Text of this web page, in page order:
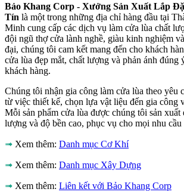
Bảo Khang Corp - Xưởng Sản Xuất Lắp
Tín là một trong những địa chỉ hàng đầu tại
Minh cung cấp các dịch vụ làm cửa lùa chất
đội ngũ thợ cửa lành nghề, giàu kinh nghiệm
đại, chúng tôi cam kết mang đến cho khách
cửa lùa đẹp mắt, chất lượng và phản ánh đúng
khách hàng.
Chúng tôi nhận gia công làm cửa lùa theo yêu
từ việc thiết kế, chọn lựa vật liệu đến gia công
Mỗi sản phẩm cửa lùa được chúng tôi sản xuất
lượng và độ bền cao, phục vụ cho mọi nhu cầu
➟ Xem thêm: Danh mục Cơ Khí
➟ Xem thêm: Danh mục Xây Dựng
➟ Xem thêm: Liên kết với Bảo Khang Corp